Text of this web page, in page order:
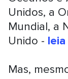
Unidos, a
Mundial, a
Unido -
Mas,